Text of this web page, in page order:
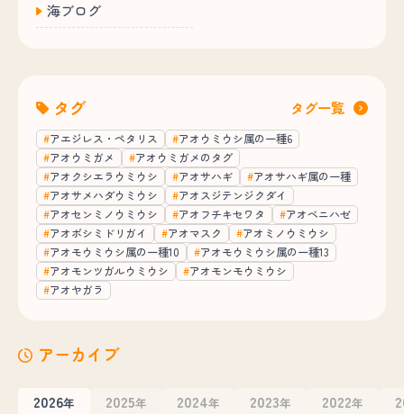
海ブログ
タグ タグ一覧
アエジレス・ペタリス
アオウミウシ属の一種6
アオウミガメ
アオウミガメのタグ
アオクシエラウミウシ
アオサハギ
アオサハギ属の一種
アオサメハダウミウシ
アオスジテンジクダイ
アオセンミノウミウシ
アオフチキセワタ
アオベニハゼ
アオボシミドリガイ
アオマスク
アオミノウミウシ
アオモウミウシ属の一種10
アオモウミウシ属の一種13
アオモンツガルウミウシ
アオモンモウミウシ
アオヤガラ
アーカイブ
2026年 2025年 2024年 2023年 2022年